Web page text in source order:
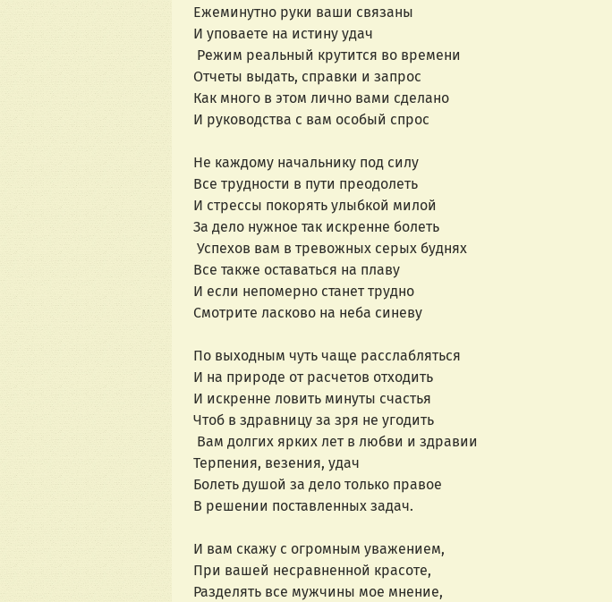
Ежеминутно руки ваши связаны
И уповаете на истину удач
Режим реальный крутится во времени
Отчеты выдать, справки и запрос
Как много в этом лично вами сделано
И руководства c вам особый спрос
Не каждому начальнику под силу
Все трудности в пути преодолеть
И стрессы покорять улыбкой милой
За дело нужное так искренне болеть
Успехов вам в тревожных серых буднях
Все также оставаться на плаву
И если непомерно станет трудно
Смотрите ласково на неба синеву
По выходным чуть чаще расслабляться
И на природе от расчетов отходить
И искренне ловить минуты счастья
Чтоб в здравницу за зря не угодить
Вам долгих ярких лет в любви и здравии
Терпения, везения, удач
Болеть душой за дело только правое
В решении поставленных задач.
И вам скажу с огромным уважением,
При вашей несравненной красоте,
Разделять все мужчины мое мнение,